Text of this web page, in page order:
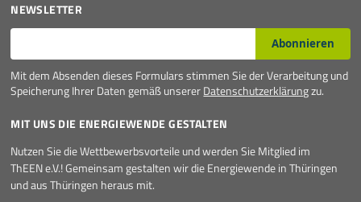
NEWSLETTER
E-Mail* Abonnieren
Mit dem Absenden dieses Formulars stimmen Sie der Verarbeitung und
Speicherung Ihrer Daten gemäß unsererDatenschutzerklärungzu.
MIT UNS DIE ENERGIEWENDE GESTALTEN
Nutzen Sie die Wettbewerbsvorteile und werden Sie Mitglied im
ThEEN e.V.! Gemeinsam gestalten wir die Energiewende in Thüringen
und aus Thüringen heraus mit.